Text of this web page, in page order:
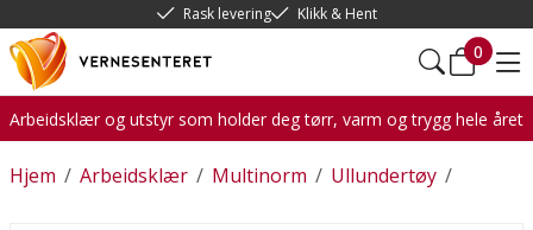
Rask levering Klikk & Hent
0
Arbeidsklær og utstyr som holder deg tørr, varm og trygg hele året
/
Hjem /
Arbeidsklær /
Multinorm /
Ullundertøy